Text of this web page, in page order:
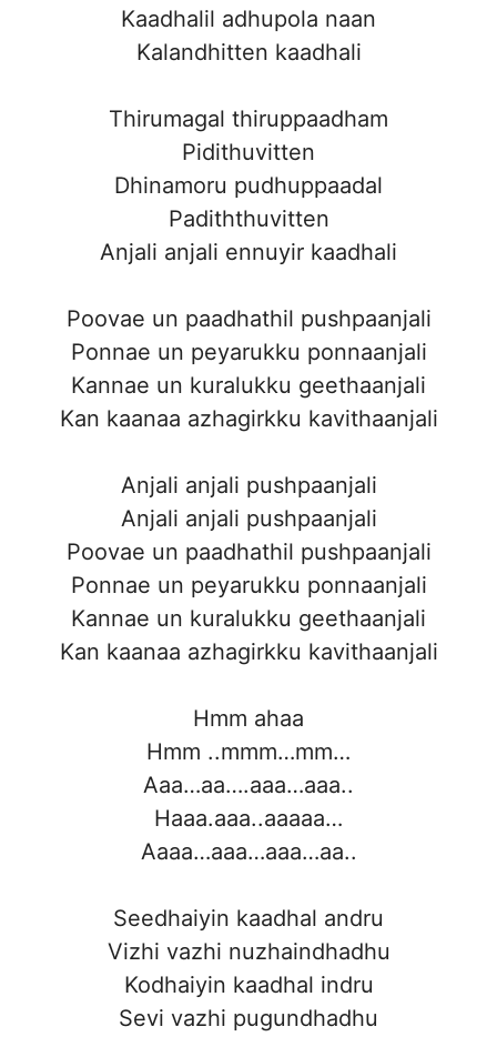
Kaadhalil adhupola naan
Kalandhitten kaadhali
Thirumagal thiruppaadham
Pidithuvitten
Dhinamoru pudhuppaadal
Padiththuvitten
Anjali anjali ennuyir kaadhali
Poovae un paadhathil pushpaanjali
Ponnae un peyarukku ponnaanjali
Kannae un kuralukku geethaanjali
Kan kaanaa azhagirkku kavithaanjali
Anjali anjali pushpaanjali
Anjali anjali pushpaanjali
Poovae un paadhathil pushpaanjali
Ponnae un peyarukku ponnaanjali
Kannae un kuralukku geethaanjali
Kan kaanaa azhagirkku kavithaanjali
Hmm ahaa
Hmm ..mmm…mm…
Aaa…aa….aaa…aaa..
Haaa.aaa..aaaaa…
Aaaa…aaa…aaa…aa..
Seedhaiyin kaadhal andru
Vizhi vazhi nuzhaindhadhu
Kodhaiyin kaadhal indru
Sevi vazhi pugundhadhu